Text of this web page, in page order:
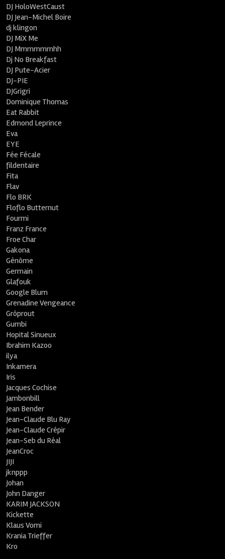
DJ HoloWestCaust
DJ Jean-Michel Boire
dj klingon
DJ MiX Me
DJ Mmmmmmhh
Dj No Breakfast
DJ Pute-Acier
DJ-PIE
DJGrigri
Dominique Thomas
Eat Rabbit
Edmond Leprince
Eva
EYE
Fée Fécale
fildentaire
Fita
Flav
Flo BRK
Floflo Butternut
Fourmi
Franz France
Froe Char
Gakona
Génôme
Germain
Glafouk
Google Blum
Grenadine Vengeance
Grôprout
Gumbi
Hopital Sinueux
Ibrahim Kazoo
ilya
Inkamera
Iris
Jacques Cochise
Jambonbill
Jean Bender
Jean-Claude Blu Ray
Jean-Claude Crépir
Jean-Seb du Réal
JeanCroc
JIJI
jknppp
Johan
John Danger
KARIM JACKSON
Kickette
Klaus Vomi
Krania Trieffer
Kro